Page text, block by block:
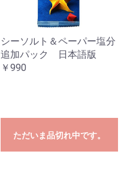
シーソルト＆ペーパー塩分
追加パック 日本語版
￥990
ただいま品切れ中です。